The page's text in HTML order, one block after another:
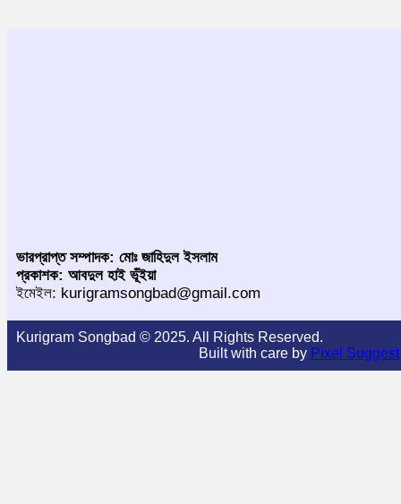
ভারপ্রাপ্ত সম্পাদক: মোঃ জাহিদুল ইসলাম
প্রকাশক: আবদুল হাই ভূঁইয়া
ইমেইল: kurigramsongbad@gmail.com
Kurigram Songbad © 2025. All Rights Reserved.
Built with care by Pixel Suggest